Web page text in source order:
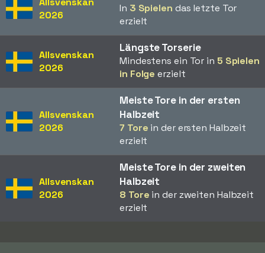
2026
In 3 Spielen das letzte Tor
erzielt
Allsvenskan
2026
Längste Torserie
Mindestens ein Tor in 5 Spielen
in Folge erzielt
Allsvenskan
2026
Meiste Tore in der ersten
Halbzeit
7 Tore in der ersten Halbzeit
erzielt
Allsvenskan
2026
Meiste Tore in der zweiten
Halbzeit
8 Tore in der zweiten Halbzeit
erzielt